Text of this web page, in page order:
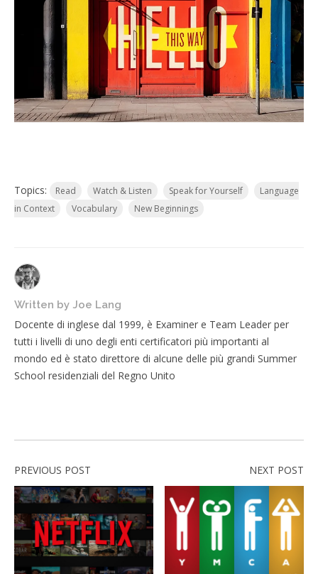
Topics: Read Watch & Listen Speak for Yourself
Language
in Context
Vocabulary New Beginnings
Written by Joe Lang
Docente di inglese dal 1999, è Examiner e Team Leader per
tutti i livelli di uno degli enti certificatori più importanti al
mondo ed è stato direttore di alcune delle più grandi Summer
School residenziali del Regno Unito
PREVIOUS POST NEXT POST